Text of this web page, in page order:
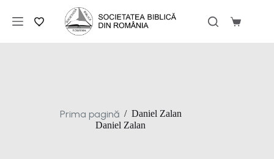
conținut
Coș
Prima pagină / Daniel Zalan
Daniel Zalan